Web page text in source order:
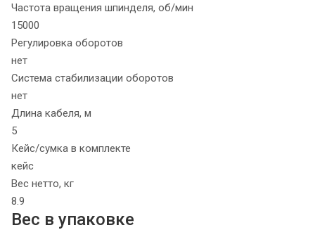
Частота вращения шпинделя, об/мин
15000
Регулировка оборотов
нет
Система стабилизации оборотов
нет
Длина кабеля, м
5
Кейс/сумка в комплекте
кейс
Вес нетто, кг
8.9
Вес в упаковке